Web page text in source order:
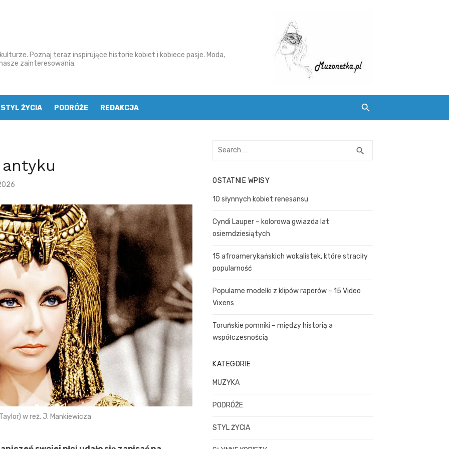
Poznaj teraz inspirujące historie kobiet i kobiece pasje. Moda,
zainteresowania.
STYL ŻYCIA PODRÓŻE REDAKCJA
w reż. J. Mankiewicza
r
f
:
search
OSTATNIE WPISY
10 słynnych kobiet renesansu
Cyndi Lauper – kolorowa gwiazda lat
osiemdziesiątych
15 afroamerykańskich wokalistek, które straciły
popularność
Popularne modelki z klipów raperów – 15 Video
Vixens
Toruńskie pomniki – między historią a
współczesnością
KATEGORIE
MUZYKA
PODRÓŻE
STYL ŻYCIA